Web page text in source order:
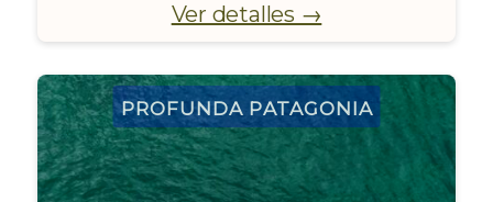
Ver detalles →
Profunda Patagonia